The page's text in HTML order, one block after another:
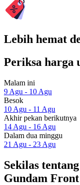
Lebih hemat
Periksa harga
Malam ini
9 Agu - 10 Agu
Besok
10 Agu - 11 Agu
Akhir pekan berikutnya
14 Agu - 16 Agu
Dalam dua minggu
21 Agu - 23 Agu
Sekilas
Gundam